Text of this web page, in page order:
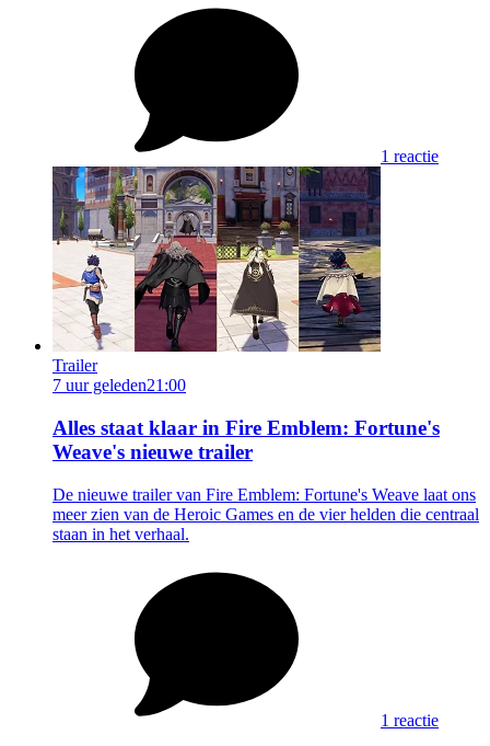
1 reactie
Trailer
7 uur geleden21:00
Alles staat klaar in Fire Emblem: Fortune's
Weave's nieuwe trailer
De nieuwe trailer van Fire Emblem: Fortune's Weave laat ons
meer zien van de Heroic Games en de vier helden die centraal
staan in het verhaal.
1 reactie